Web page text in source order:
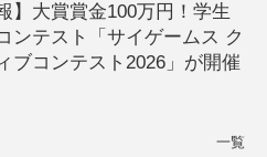
】大賞賞金100万円！学生
ンテスト「サイゲームス ク
ブコンテスト2026」が開催
一覧